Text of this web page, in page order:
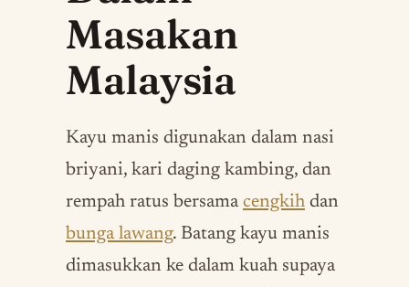
Masakan
Malaysia
Kayu manis digunakan dalam nasi
briyani, kari daging kambing, dan
rempah ratus bersama cengkih dan
bunga lawang. Batang kayu manis
dimasukkan ke dalam kuah supaya